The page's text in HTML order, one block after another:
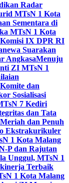
Radar
MTsN 1 Kota
Sementara di
MTsN 1 Kota
IX DPR RI
Suarakan
AngkasaMenuju
ZI MTsN 1
dan
Sosialisasi
7 Kediri
dan Tata
Meriah dan Penuh
Ekstrakurikuler
1 Kota Malang
P dan Rajutan
Unggul, MTsN 1
Terbaik
1 Kota Malang